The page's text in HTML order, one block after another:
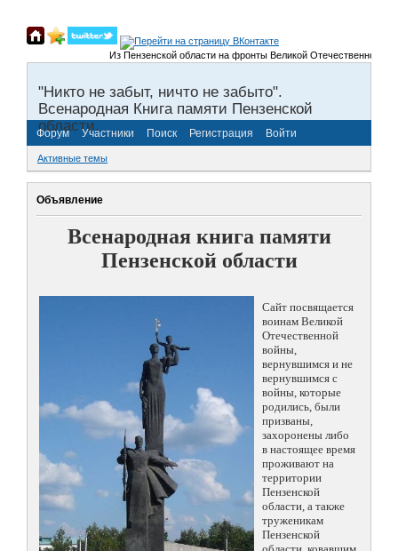
Из Пензенской области на фронты Великой Отечественной
"Никто не забыт, ничто не забыто".
Всенародная Книга памяти Пензенской
области.
Форум Участники Поиск Регистрация Войти
Активные темы
Объявление
Всенародная книга памяти
Пензенской области
Сайт посвящается
воинам Великой
Отечественной
войны,
вернувшимся и не
вернувшимся с
войны, которые
родились, были
призваны,
захоронены либо
в настоящее время
проживают на
территории
Пензенской
области, а также
труженикам
Пензенской